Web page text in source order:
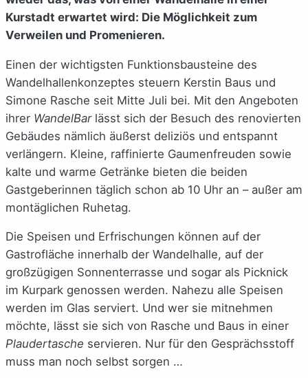
Kurstadt erwartet wird: Die Möglichkeit zum
Verweilen und Promenieren.
Einen der wichtigsten Funktionsbausteine des
Wandelhallenkonzeptes steuern Kerstin Baus und
Simone Rasche seit Mitte Juli bei. Mit den Angeboten
ihrer WandelBarlässt sich der Besuch des renovierten
Gebäudes nämlich äußerst deliziös und entspannt
verlängern. Kleine, raffinierte Gaumenfreuden sowie
kalte und warme Getränke bieten die beiden
Gastgeberinnen täglich schon ab 10 Uhr an – außer am
montäglichen Ruhetag.
Die Speisen und Erfrischungen können auf der
Gastrofläche innerhalb der Wandelhalle, auf der
großzügigen Sonnenterrasse und sogar als Picknick
im Kurpark genossen werden. Nahezu alle Speisen
werden im Glas serviert. Und wer sie mitnehmen
möchte, lässt sie sich von Rasche und Baus in einer
Plaudertasche servieren. Nur für den Gesprächsstoff
muss man noch selbst sorgen …